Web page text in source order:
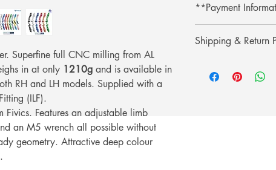
Superfine full CNC milling from AL
in at only 1210g and is available in
RH and LH models. Supplied with a
(ILF).
Features an adjustable limb
an M5 wrench all possible without
geometry. Attractive deep colour
lower price on our
purchase, simply
refund the difference.
ช้อปที่
**Payment
processing fee.**
Shipping & Return
การจัดส่งและการคืนสิ